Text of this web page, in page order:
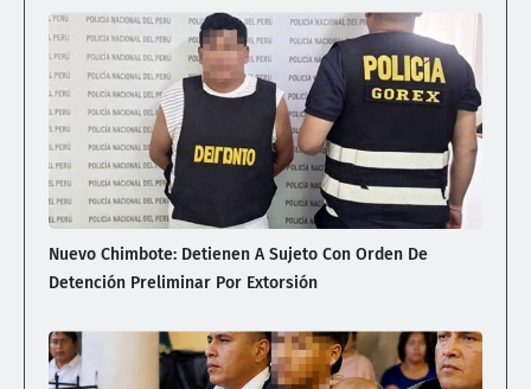
Nuevo Chimbote: Detienen A Sujeto Con Orden De
Detención Preliminar Por Extorsión